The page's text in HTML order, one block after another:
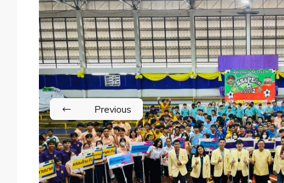
Previous